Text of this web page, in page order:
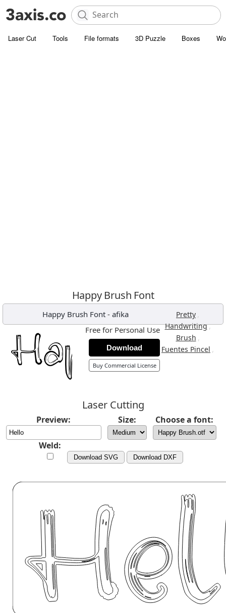
Laser Cut Tools File formats 3D Puzzle Boxes
Happy Brush Font
Happy Brush Font- afika Pretty ,
Handwriting,
Brush ,
Fuentes Pincel ,
Free for Personal Use
Download
Buy Commercial License
Laser Cutting
Preview: Size: Choose a font:
Weld:
Download SVG Download DXF